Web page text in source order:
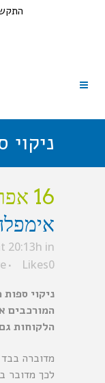
התקשרו
16 אפר
20:13h in
0
Likes
ניקוי
המורכבים
הלקוחות
מדוברה
לכך מדובר